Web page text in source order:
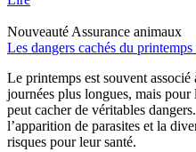
Nouveauté Assurance animaux
Les dangers cachés du
Le printemps est souvent
journées plus longues, mais pour
peut cacher de véritables
l’apparition de parasites et la
risques pour leur santé.